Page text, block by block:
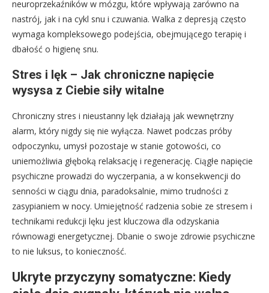
neuroprzekaźników w mózgu, które wpływają zarówno na
nastrój, jak i na cykl snu i czuwania. Walka z depresją często
wymaga kompleksowego podejścia, obejmującego terapię i
dbałość o higienę snu.
Stres i lęk – Jak chroniczne napięcie
wysysa z Ciebie siły witalne
Chroniczny stres i nieustanny lęk działają jak wewnętrzny
alarm, który nigdy się nie wyłącza. Nawet podczas próby
odpoczynku, umysł pozostaje w stanie gotowości, co
uniemożliwia głęboką relaksację i regenerację. Ciągłe napięcie
psychiczne prowadzi do wyczerpania, a w konsekwencji do
senności w ciągu dnia, paradoksalnie, mimo trudności z
zasypianiem w nocy. Umiejętność radzenia sobie ze stresem i
technikami redukcji lęku jest kluczowa dla odzyskania
równowagi energetycznej. Dbanie o swoje zdrowie psychiczne
to nie luksus, to konieczność.
Ukryte przyczyny somatyczne: Kiedy